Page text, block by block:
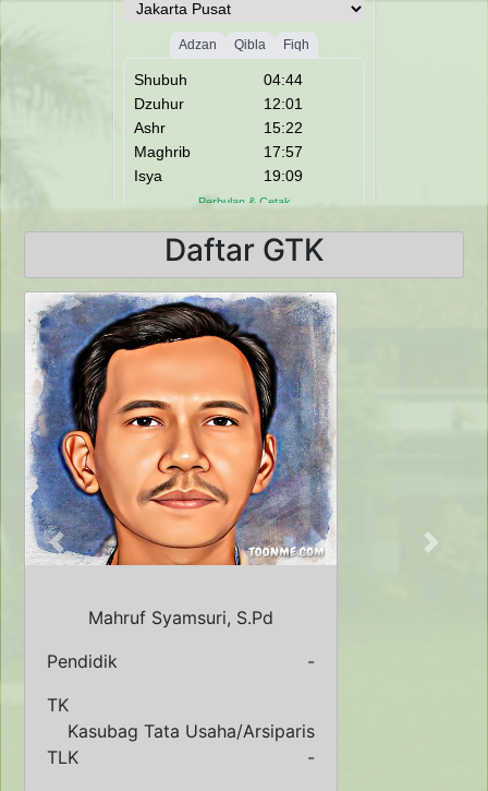
Daftar GTK
Mahruf Syamsuri, S.Pd
Pendidik
-
TK
Kasubag Tata Usaha/Arsiparis
TLK
-
Previous Next